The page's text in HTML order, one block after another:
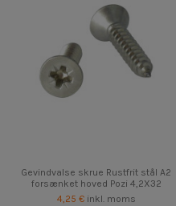
Gevindvalse skrue Rustfrit stål A2
forsænket hoved Pozi 4,2X32
4,25 € inkl. moms